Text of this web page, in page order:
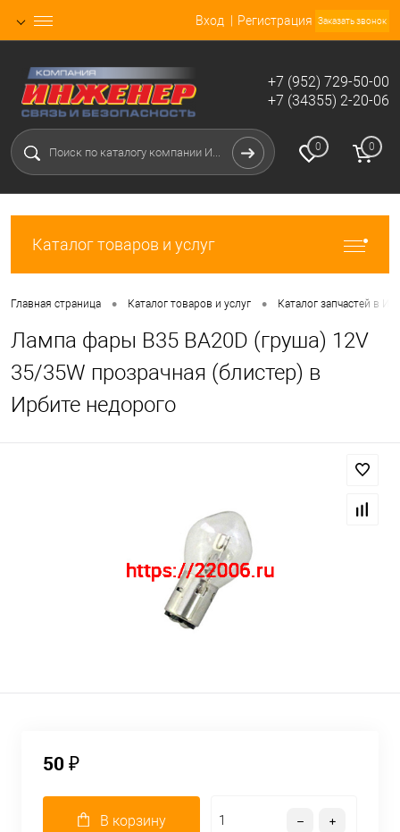
Вход Регистрация Заказать звонок
+7 (952) 729-50-00
+7 (34355) 2-20-06
0 0
Каталог товаров и услуг
Главная страница • Каталог товаров и услуг • Каталог запчастей в
Лампа фары B35 BA20D (груша) 12V
35/35W прозрачная (блистер) в
Ирбите недорого
50 ₽
В корзину